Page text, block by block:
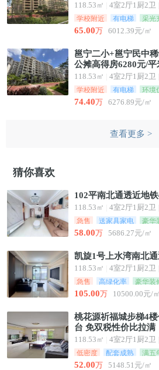
118.53㎡ 4室2厅1厨2卫
学校附近 有电梯 采光
65.00万 6012.39元/㎡
邕宁二小+邕宁民中
公摊高得房6280元/
118.53㎡ 4室2厅1厨2卫
学校附近 有电梯 环境
74.40万 6276.89元/㎡
查看更多 >
猜你喜欢
102平南北通透近地
118.53㎡ 4室2厅1厨2卫
急售 送家具家电 豪华
58.00万 5686.27元/㎡
凯旋1号上水湾南北
118.53㎡ 4室2厅1厨2卫
急售 高绿化率 豪华装
105.00万 10500.00元/㎡
桃花源祈福城步梯4楼优质好房
台 免双税性价比拉满
118.53㎡ 4室2厅1厨2卫
低密度 配套成熟 满五
52.00万 5148.51元/㎡